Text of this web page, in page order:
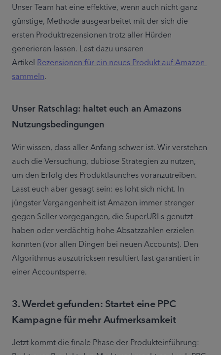
Unser Team hat eine effektive, wenn auch nicht ganz
günstige, Methode ausgearbeitet mit der sich die
ersten Produktrezensionen trotz aller Hürden
generieren lassen. Lest dazu unseren
Artikel Rezensionen für ein neues Produkt auf Amazon
sammeln.
Unser Ratschlag: haltet euch an Amazons
Nutzungsbedingungen
Wir wissen, dass aller Anfang schwer ist. Wir verstehen
auch die Versuchung, dubiose Strategien zu nutzen,
um den Erfolg des Produktlaunches voranzutreiben.
Lasst euch aber gesagt sein: es loht sich nicht. In
jüngster Vergangenheit ist Amazon immer strenger
gegen Seller vorgegangen, die SuperURLs genutzt
haben oder verdächtig hohe Absatzzahlen erzielen
konnten (vor allen Dingen bei neuen Accounts). Den
Algorithmus auszutricksen resultiert fast garantiert in
einer Accountsperre.
3. Werdet gefunden: Startet eine PPC
Kampagne für mehr Aufmerksamkeit
Jetzt kommt die finale Phase der Produkteinführung: